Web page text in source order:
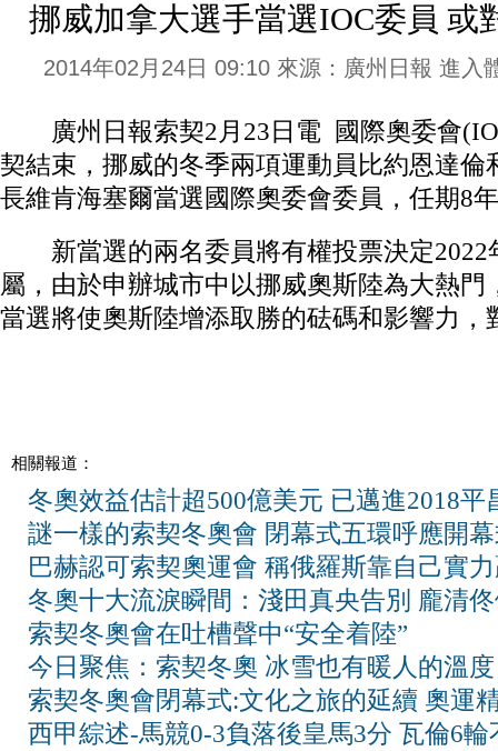
挪威加拿大選手當選IOC委員 或
2014年02月24日 09:10 來源：廣州日報 進入
廣州日報索契2月23日電 國際奧委會
契結束，挪威的冬季兩項運動員比約恩達倫
長維肯海塞爾當選國際奧委會委員，任期8
新當選的兩名委員將有權投票決定2022
屬，由於申辦城市中以挪威奧斯陸為大熱門
當選將使奧斯陸增添取勝的砝碼和影響力，
相關報道：
冬奧效益估計超500億美元 已邁進2018平
謎一樣的索契冬奧會 閉幕式五環呼應開
巴赫認可索契奧運會 稱俄羅斯靠自己實
冬奧十大流淚瞬間：淺田真央告別 龐清
索契冬奧會在吐槽聲中“安全着陸”
今日聚焦：索契冬奧 冰雪也有暖人的溫度
索契冬奧會閉幕式:文化之旅的延續 奧運
西甲綜述-馬競0-3負落後皇馬3分 瓦倫6輪